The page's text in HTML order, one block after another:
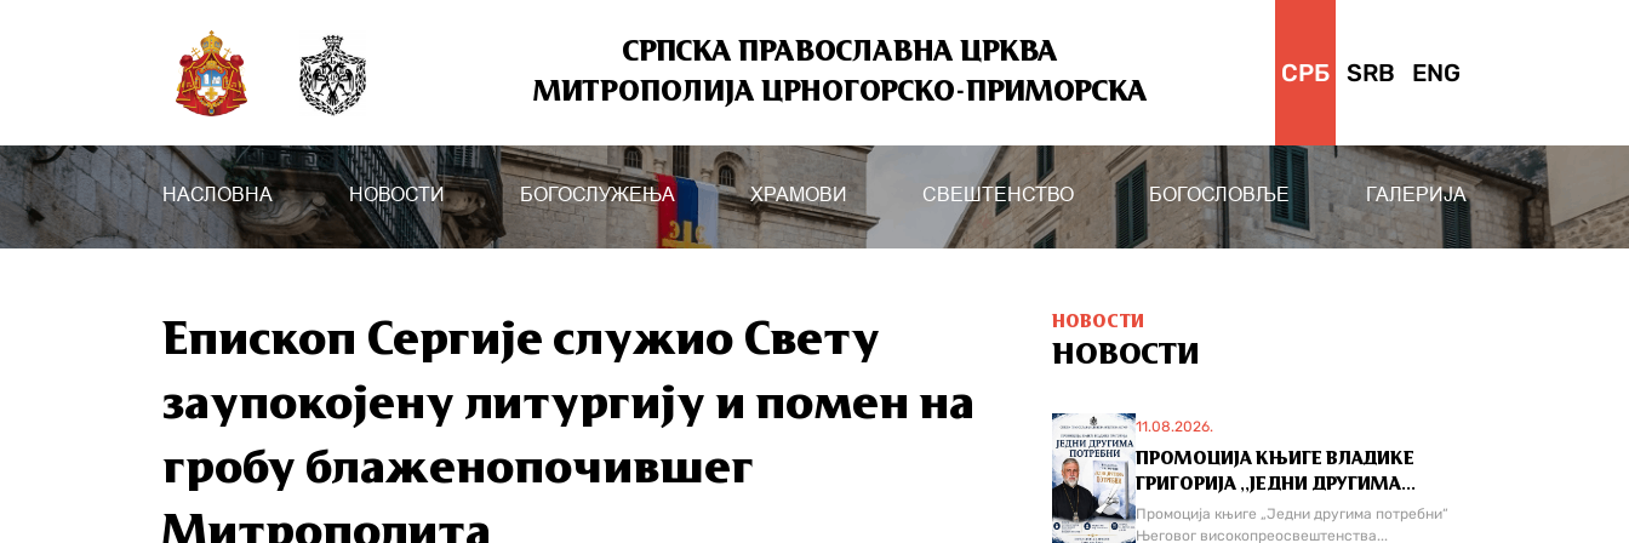
СРПСКА ПРАВОСЛАВНА ЦРКВА
МИТРОПОЛИЈА ЦРНОГОРСКО-ПРИМОРСКА
СРБ SRB ENG
НАСЛОВНА НОВОСТИ БОГОСЛУЖЕЊА ХРАМОВИ СВЕШТЕНСТВО БОГОСЛОВЉЕ ГАЛЕРИЈА
Епископ Сергије служио Свету
заупокојену литургију и помен на
гробу блаженопочившег
Митрополита
НОВОСТИ
НОВОСТИ
11.08.2026.
ПРОМОЦИЈА КЊИГЕ ВЛАДИКЕ
ГРИГОРИЈА ,,ЈЕДНИ ДРУГИМА...
Промоција књиге „Једни другима потребни“
Његовог високопреосвештенства...